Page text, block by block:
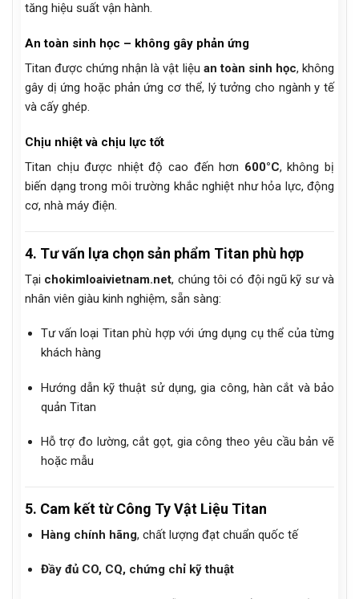
tăng hiệu suất vận hành.
An toàn sinh học – không gây phản ứng
Titan được chứng nhận là vật liệu an toàn sinh học, không
gây dị ứng hoặc phản ứng cơ thể, lý tưởng cho ngành y tế
và cấy ghép.
Chịu nhiệt và chịu lực tốt
Titan chịu được nhiệt độ cao đến hơn 600°C, không bị
biến dạng trong môi trường khắc nghiệt như hỏa lực, động
cơ, nhà máy điện.
4. Tư vấn lựa chọn sản phẩm Titan phù hợp
Tại chokimloaivietnam.net, chúng tôi có đội ngũ kỹ sư và
nhân viên giàu kinh nghiệm, sẵn sàng:
Tư vấn loại Titan phù hợp với ứng dụng cụ thể của từng
khách hàng
Hướng dẫn kỹ thuật sử dụng, gia công, hàn cắt và bảo
quản Titan
Hỗ trợ đo lường, cắt gọt, gia công theo yêu cầu bản vẽ
hoặc mẫu
5. Cam kết từ Công Ty Vật Liệu Titan
Hàng chính hãng, chất lượng đạt chuẩn quốc tế
Đầy đủ CO, CQ, chứng chỉ kỹ thuật